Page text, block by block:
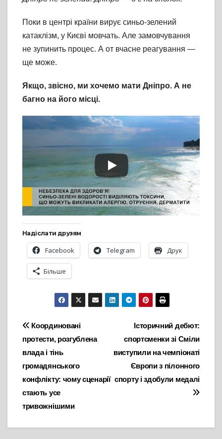
Поки в центрі країни вирує синьо-зелений
катаклізм, у Києві мовчать. Але замовчування
не зупинить процес. А от вчасне реагування —
ще може.
Якщо, звісно, ми хочемо мати Дніпро. А не
багно на його місці.
Надіслати друзям
Facebook Telegram Друк
Більше
Навігація
записів
Історичний дебют:
спортсменки зі Сміли
виступили на чемпіонаті
Європи з пілонного
спорту і здобули медалі
Координовані
протести, розгублена
влада і тінь
громадянського
конфлікту: чому сценарії
стають усе
тривожнішими